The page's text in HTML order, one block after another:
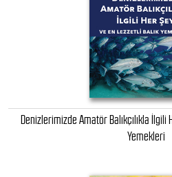
Denizlerimizde Amatör Balıkçılıkla İlgili
Yemekleri